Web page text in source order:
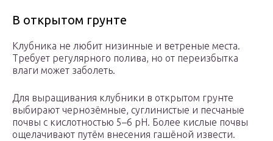
В открытом грунте
Клубника не любит низинные и ветреные места.
Требует регулярного полива, но от переизбытка
влаги может заболеть.
Для выращивания клубники в открытом грунте
выбирают чернозёмные, суглинистые и песчаные
почвы с кислотностью 5–6 рН. Более кислые почвы
ощелачивают путём внесения гашёной извести.